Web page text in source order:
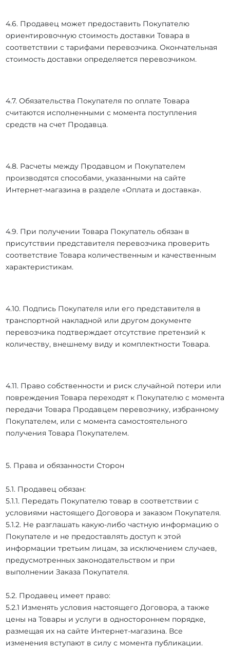
4.6. Продавец может предоставить Покупателю
ориентировочную стоимость доставки Товара в
соответствии с тарифами перевозчика. Окончательная
стоимость доставки определяется перевозчиком.
4.7. Обязательства Покупателя по оплате Товара
считаются исполненными с момента поступления
средств на счет Продавца.
4.8. Расчеты между Продавцом и Покупателем
производятся способами, указанными на сайте
Интернет-магазина в разделе «Оплата и доставка».
4.9. При получении Товара Покупатель обязан в
присутствии представителя перевозчика проверить
соответствие Товара количественным и качественным
характеристикам.
4.10. Подпись Покупателя или его представителя в
транспортной накладной или другом документе
перевозчика подтверждает отсутствие претензий к
количеству, внешнему виду и комплектности Товара.
4.11. Право собственности и риск случайной потери или
повреждения Товара переходят к Покупателю с момента
передачи Товара Продавцем перевозчику, избранному
Покупателем, или с момента самостоятельного
получения Товара Покупателем.
5. Права и обязанности Сторон
5.1. Продавец обязан:
5.1.1. Передать Покупателю товар в соответствии с
условиями настоящего Договора и заказом Покупателя.
5.1.2. Не разглашать какую-либо частную информацию о
Покупателе и не предоставлять доступ к этой
информации третьим лицам, за исключением случаев,
предусмотренных законодательством и при
выполнении Заказа Покупателя.
5.2. Продавец имеет право:
5.2.1 Изменять условия настоящего Договора, а также
цены на Товары и услуги в одностороннем порядке,
размещая их на сайте Интернет-магазина. Все
изменения вступают в силу с момента публикации.